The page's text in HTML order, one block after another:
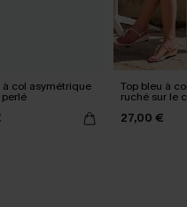
à col asymétrique Top bleu à
ruché sur le
27,00 €